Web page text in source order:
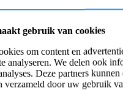
gebruik van cookies
om content en
analyseren. We delen ook
Deze partners
verzameld door uw gebruik